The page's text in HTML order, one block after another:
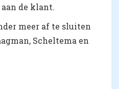
de klant.
meer af te sluiten
Scheltema en